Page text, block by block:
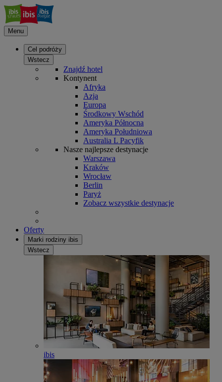
Menu
Cel podróży
Wstecz
Znajdź hotel
Kontynent
Afryka
Azja
Europa
Środkowy Wschód
Ameryka Północna
Ameryka Południowa
Australia L Pacyfik
Nasze najlepsze destynacje
Warszawa
Kraków
Wrocław
Berlin
Paryż
Zobacz wszystkie destynacje
Oferty
Marki rodziny ibis
Wstecz
ibis